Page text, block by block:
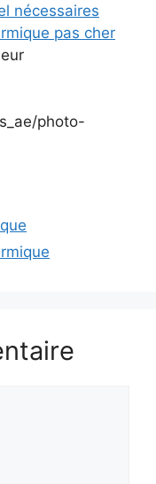
nécessaires
pas cher
photo-